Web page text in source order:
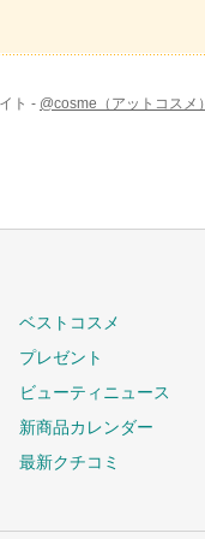
ト - @cosme（アットコスメ）
ベストコスメ
プレゼント
ビューティニュース
新商品カレンダー
最新クチコミ